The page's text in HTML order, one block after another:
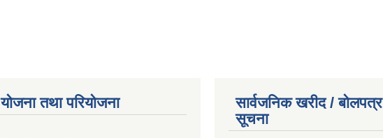
योजना तथा परियोजना
सार्वजनिक खरीद / बोलपत्र
सूचना